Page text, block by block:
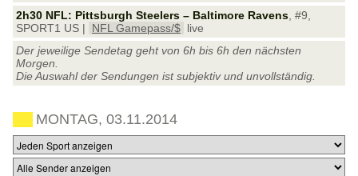
2h30 NFL: Pittsburgh Steelers – Baltimore Ravens , #9,
SPORT1 US |
NFL Gamepass/$ live
Der jeweilige Sendetag geht von 6h bis 6h den nächsten
Morgen.
Die Auswahl der Sendungen ist subjektiv und unvollständig.
MONTAG, 03.11.2014